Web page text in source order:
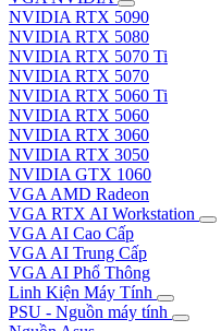
NVIDIA RTX 5090
NVIDIA RTX 5080
NVIDIA RTX 5070 Ti
NVIDIA RTX 5070
NVIDIA RTX 5060 Ti
NVIDIA RTX 5060
NVIDIA RTX 3060
NVIDIA RTX 3050
NVIDIA GTX 1060
VGA AMD Radeon
VGA RTX AI Workstation
VGA AI Cao Cấp
VGA AI Trung Cấp
VGA AI Phổ Thông
Linh Kiện Máy Tính
PSU - Nguồn máy tính